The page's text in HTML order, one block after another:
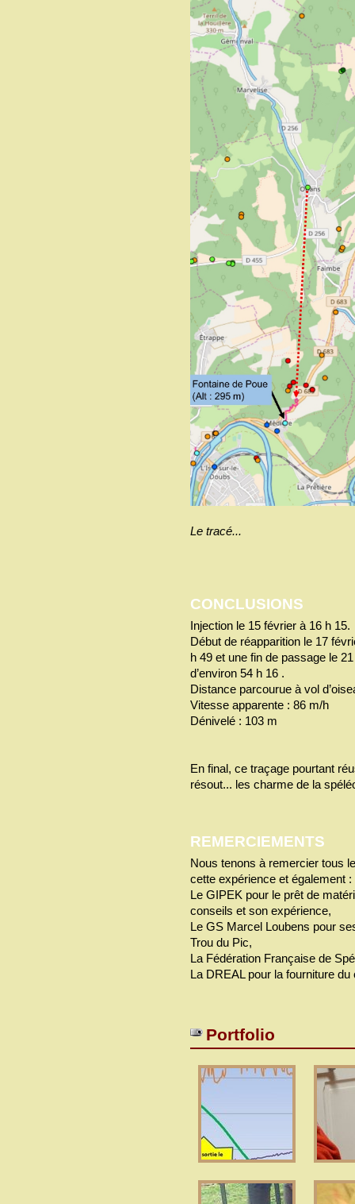
Le tracé...
CONCLUSIONS
Injection le 15 février à 16 h 15.
Début de réapparition le 17
h 49 et une fin de passage le
d’environ 54 h 16 .
Distance parcourue à vol
Vitesse apparente : 86 m/h
Dénivelé : 103 m
En final, ce traçage pourtant
résout... les charme de la
REMERCIEMENTS
Nous tenons à remercier tous
cette expérience et également :
Le GIPEK pour le prêt de
conseils et son expérience,
Le GS Marcel Loubens pour
Trou du Pic,
La Fédération Française de
La DREAL pour la fourniture du
Portfolio